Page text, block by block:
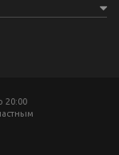
20:00